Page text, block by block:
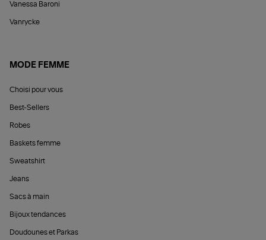
Vanessa Baroni
Vanrycke
MODE FEMME
Choisi pour vous
Best-Sellers
Robes
Baskets femme
Sweatshirt
Jeans
Sacs à main
Bijoux tendances
Doudounes et Parkas